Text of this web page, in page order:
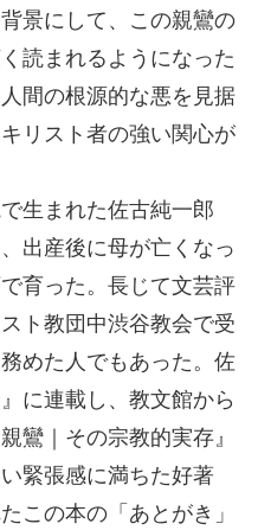
景にして、この親鸞の
読まれるようになった
間の根源的な悪を見据
リスト者の強い関心が
生まれた佐古純一郎
出産後に母が亡くなっ
育った。長じて文芸評
ト教団中渋谷教会で受
めた人でもあった。佐
に連載し、教文館から
鸞｜その宗教的実存』
緊張感に満ちた好著
この本の「あとがき」